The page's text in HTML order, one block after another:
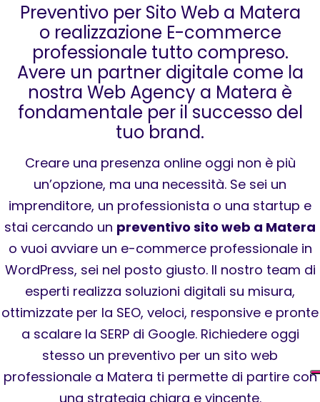
Preventivo per Sito Web a Matera
o realizzazione E-commerce
professionale tutto compreso.
Avere un partner digitale come la
nostra Web Agency a Matera è
fondamentale per il successo del
tuo brand.
Creare una presenza online oggi non è più
un’opzione, ma una necessità. Se sei un
imprenditore, un professionista o una startup e
stai cercando un preventivo sito web a Matera
o vuoi avviare un e-commerce professionale in
WordPress, sei nel posto giusto. Il nostro team di
esperti realizza soluzioni digitali su misura,
ottimizzate per la SEO, veloci, responsive e pronte
a scalare la SERP di Google. Richiedere oggi
stesso un preventivo per un sito web
professionale a Matera ti permette di partire con
una strategia chiara e vincente.